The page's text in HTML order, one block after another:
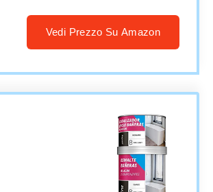
Vedi Prezzo Su Amazon